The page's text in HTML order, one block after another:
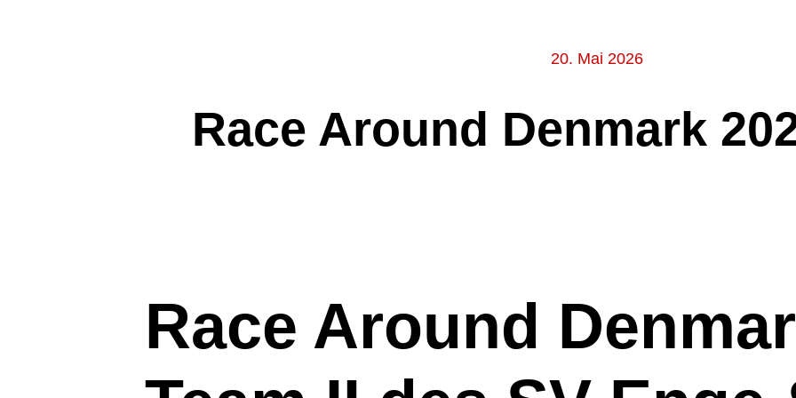
20. Mai 2026
Race Around Denmark
Race Around